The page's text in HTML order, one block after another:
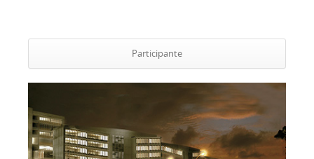
Participante